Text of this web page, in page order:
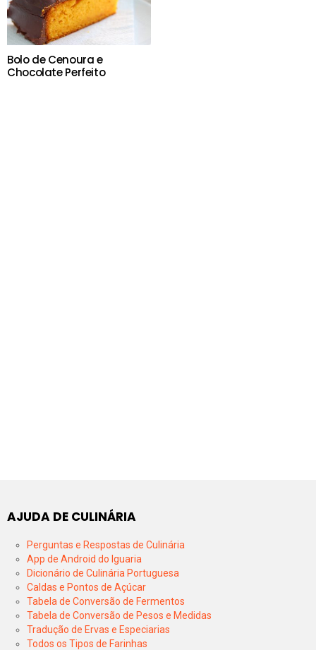
Bolo de Cenoura e
Chocolate Perfeito
AJUDA DE CULINÁRIA
Perguntas e Respostas de Culinária
App de Android do Iguaria
Dicionário de Culinária Portuguesa
Caldas e Pontos de Açúcar
Tabela de Conversão de Fermentos
Tabela de Conversão de Pesos e Medidas
Tradução de Ervas e Especiarias
Todos os Tipos de Farinhas